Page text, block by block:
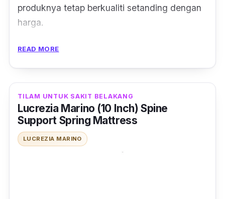
produknya tetap berkualiti setanding dengan
harga.
Rekaan tilam ini ergonomik jadi dapat
Tilamsinglemempunyai ketebalan 6 inci ini
menggunakan teknologi
akan menjaga belakang badan anda.
READ MORE
TILAM UNTUK SAKIT BELAKANG
Lucrezia Marino (10 Inch) Spine
Support Spring Mattress
LUCREZIA MARINO